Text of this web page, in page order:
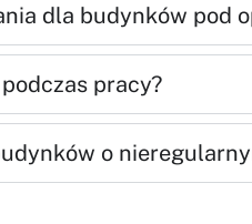
dla budynków pod
pracy?
o